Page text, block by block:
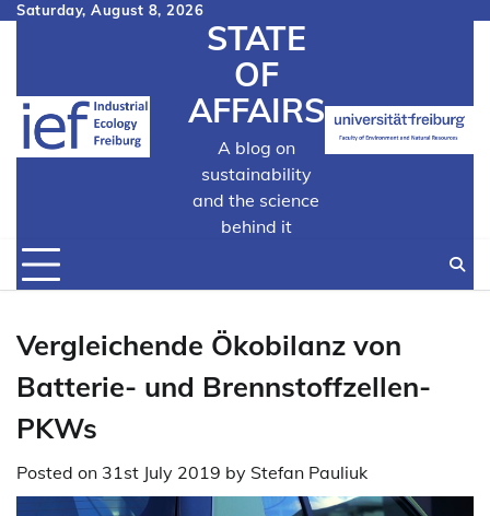
SkipSaturday, August 8, 2026
STATE
OF
AFFAIRS
A blog on
sustainability
and the science
behind it
Vergleichende Ökobilanz von
Batterie- und Brennstoffzellen-
PKWs
Posted on 31st July 2019 by Stefan Pauliuk